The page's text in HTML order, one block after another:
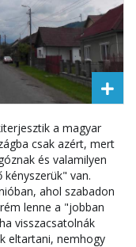
a magyar
csak azért, mert
és valamilyen
van.
ahol szabadon
lenne a "jobban
visszacsatolnák
eltartani, nemhogy